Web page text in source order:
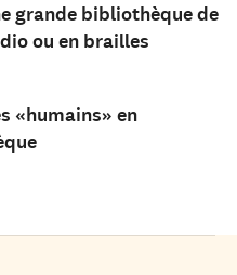
grande bibliothèque de
ou en brailles
«humains» en